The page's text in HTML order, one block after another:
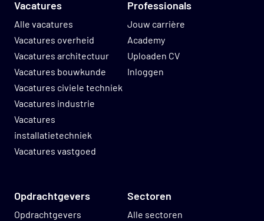
Vacatures
Alle vacatures
Vacatures overheid
Vacatures architectuur
Vacatures bouwkunde
Vacatures civiele techniek
Vacatures industrie
Vacatures
installatietechniek
Vacatures vastgoed
Professionals
Jouw carrière
Academy
Uploaden CV
Inloggen
Sectoren
Alle sectoren
Opdrachtgevers
Opdrachtgevers